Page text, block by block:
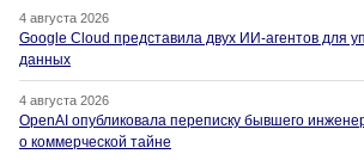
4 августа 2026
Google Cloud представила двух ИИ-агентов для
данных
4 августа 2026
OpenAI опубликовала переписку бывшего
о коммерческой тайне